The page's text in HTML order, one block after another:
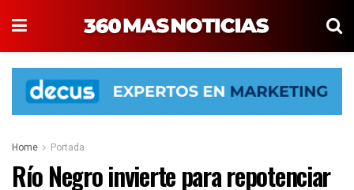
Home Portada
Río Negro invierte para repotenciar